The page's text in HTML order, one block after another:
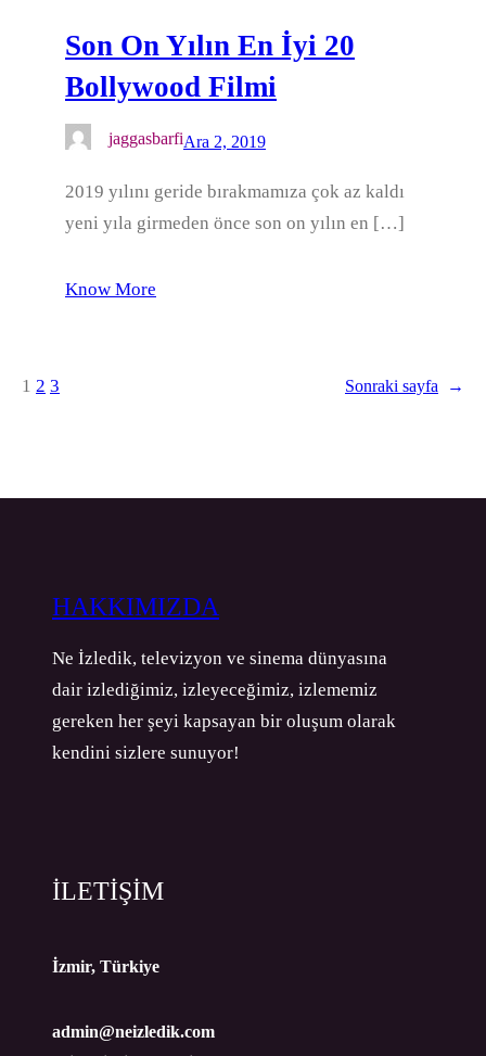
Son On Yılın En İyi 20
Bollywood Filmi
jaggasbarfiAra 2, 2019
2019 yılını geride bırakmamıza çok az kaldı
yeni yıla girmeden önce son on yılın en […]
Know More
1 2 3 Sonraki sayfa →
HAKKIMIZDA
Ne İzledik, televizyon ve sinema dünyasına
dair izlediğimiz, izleyeceğimiz, izlememiz
gereken her şeyi kapsayan bir oluşum olarak
kendini sizlere sunuyor!
İLETİŞİM
İzmir, Türkiye
admin@neizledik.com